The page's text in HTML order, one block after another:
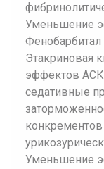
Уменьшение
Этакриновая
эффектов АСК
седативные
Уменьшение